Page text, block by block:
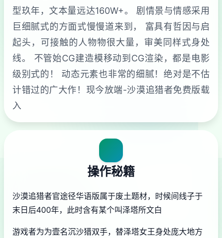
型玖年，文本量远达160W+。 剧情景与情感采用
巨细腻式的方面式慢慢道来到， 富具有哲因与启
起头，可接触的人物物很大量，审美同样式身处
线。 不管始CG建造模移动到CG渲染，都是电影
级别式的！ 动态元素也非常的细腻！绝对是不估
计错过的广大作！现今放端-沙漠追猎者免费版载
入
操作秘籍
沙漠追猎者官途径华语版属于废土题材，时候间线子于
末日后400年，此时含有某个叫泽塔所文白
游戏者为为壹名沉沙猎双手，替泽塔女王身处庞大地方